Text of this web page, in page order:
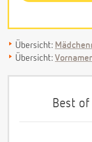
Übersicht:
Übersicht:
Best of